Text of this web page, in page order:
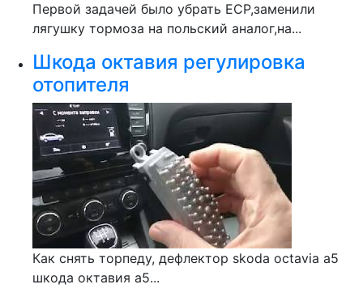
Первой задачей было убрать ЕСР,заменили
лягушку тормоза на польский аналог,на...
Шкода октавия регулировка
отопителя
Как снять торпеду, дефлектор skoda octavia a5
шкода октавия а5...